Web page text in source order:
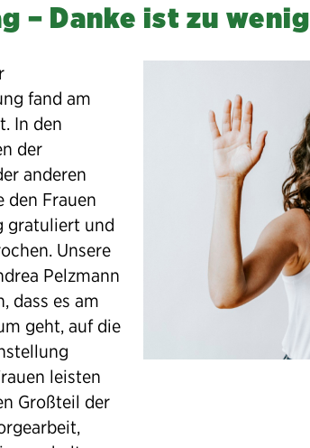
– Danke ist zu wenig
fand am
In den
der
anderen
den Frauen
gratuliert und
Unsere
Pelzmann
dass es am
geht, auf die
leisten
Großteil der